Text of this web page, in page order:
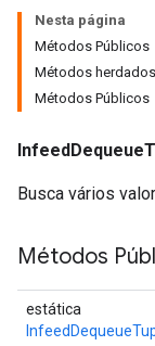
Nesta página
Métodos Públicos
Métodos herdados
Métodos Públicos
Busca vários
Métodos
estática